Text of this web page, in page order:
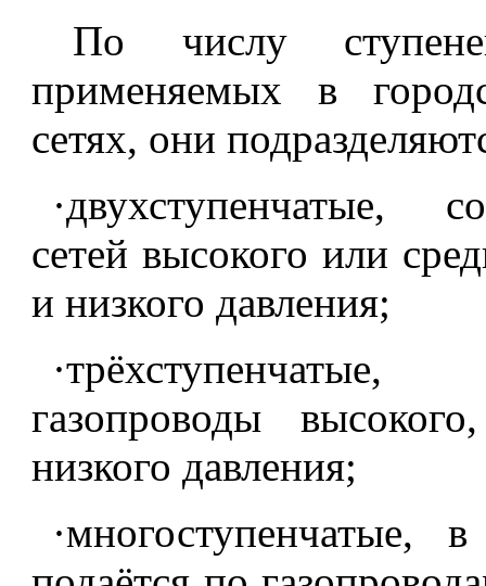
По числу
применяемых в
сетях, они
·двухступенчатые,
сетей высокого или
и низкого давления;
газопроводы
низкого давления;
·многоступенчатые,